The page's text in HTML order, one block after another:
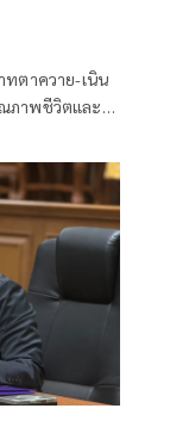
ทตาควาย-เนิน
ภาพชีวิตและ